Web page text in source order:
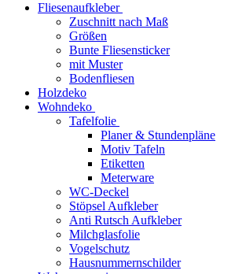
Fliesenaufkleber
Zuschnitt nach Maß
Größen
Bunte Fliesensticker
mit Muster
Bodenfliesen
Holzdeko
Wohndeko
Tafelfolie
Planer & Stundenpläne
Motiv Tafeln
Etiketten
Meterware
WC-Deckel
Stöpsel Aufkleber
Anti Rutsch Aufkleber
Milchglasfolie
Vogelschutz
Hausnummernschilder